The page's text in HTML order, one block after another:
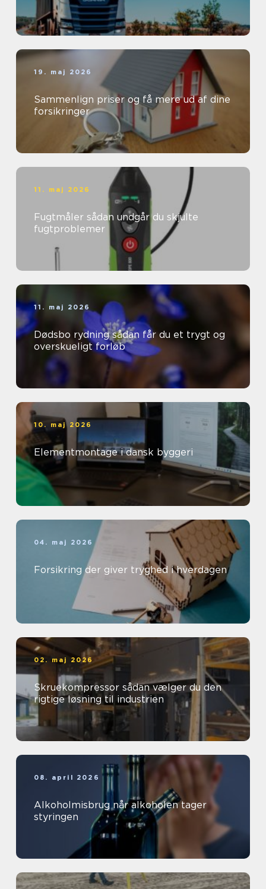
19. maj 2026
Sammenlign priser og få mere ud af dine
forsikringer
11. maj 2026
Fugtmåler sådan undgår du skjulte
fugtproblemer
11. maj 2026
Dødsbo rydning sådan får du et trygt og
overskueligt forløb
10. maj 2026
Elementmontage i dansk byggeri
04. maj 2026
Forsikring der giver tryghed i hverdagen
02. maj 2026
Skruekompressor sådan vælger du den
rigtige løsning til industrien
08. april 2026
Alkoholmisbrug når alkoholen tager
styringen